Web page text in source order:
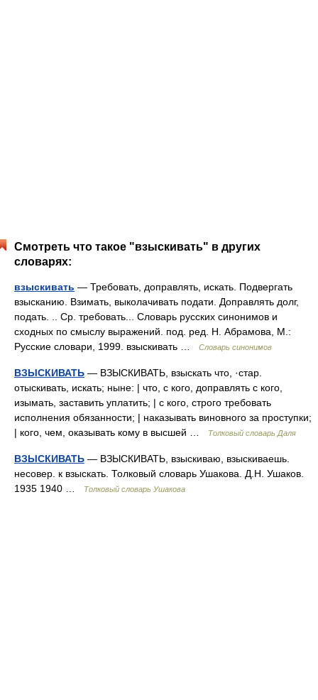
Смотреть что такое "взыскивать" в других
словарях:
взыскивать — Требовать, доправлять, искать. Подвергать
взысканию. Взимать, выколачивать подати. Доправлять долг,
подать. .. Ср. требовать... Словарь русских синонимов и
сходных по смыслу выражений. под. ред. Н. Абрамова, М.:
Русские словари, 1999. взыскивать …
Словарь синонимов
ВЗЫСКИВАТЬ — ВЗЫСКИВАТЬ, взыскать что, ·стар.
отыскивать, искать; ныне: | что, с кого, доправлять с кого,
изымать, заставить уплатить; | с кого, строго требовать
исполнения обязанности; | наказывать виновного за проступки;
| кого, чем, оказывать кому в высшей …
Толковый словарь Даля
ВЗЫСКИВАТЬ — ВЗЫСКИВАТЬ, взыскиваю, взыскиваешь.
несовер. к взыскать. Толковый словарь Ушакова. Д.Н. Ушаков.
1935 1940 …
Толковый словарь Ушакова